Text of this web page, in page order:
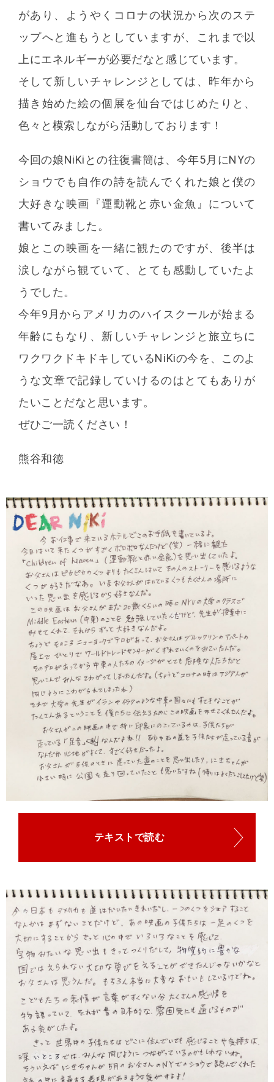
www.kazukumagai.net
https://www.bunkamura.co.jp/orchard/lineup/22_voice/
があり、ようやくコロナの状況から次のステ
ップへと進もうとしていますが、これまで以
上にエネルギーが必要だなと感じています。
そして新しいチャレンジとしては、昨年から
描き始めた絵の個展を仙台ではじめたりと、
色々と模索しながら活動しております！
今回の娘NiKiとの往復書簡は、今年5月にNYの
ショウでも自作の詩を読んでくれた娘と僕の
大好きな映画『運動靴と赤い金魚』について
書いてみました。
娘とこの映画を一緒に観たのですが、後半は
涙しながら観ていて、とても感動していたよ
うでした。
今年9月からアメリカのハイスクールが始まる
年齢にもなり、新しいチャレンジと旅立ちに
ワクワクドキドキしているNiKiの今を、このよ
うな文章で記録していけるのはとてもありが
たいことだなと思います。
ぜひご一読ください！
熊谷和徳
テキストで読む